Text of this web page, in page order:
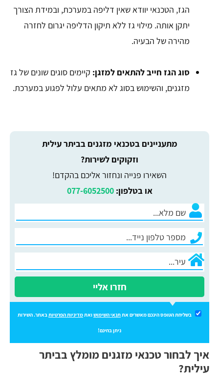
הגז, הטכנאי יוודא שאין דליפה במערכת, ובמידת הצורך
יתקן אותה. מילוי גז ללא תיקון הדליפה יגרום לחזרה
מהירה של הבעיה.
סוג הגז חייב להתאים למזגן: קיימים סוגים שונים של גז
מזגנים, והשימוש בסוג לא מתאים עלול לפגוע במערכת.
מתעניינים בטכנאי מזגנים בביתר עילית
וזקוקים לשירות?
השאירו פנייה ונחזור אליכם בהקדם!
או בטלפון:077-6052500
חזרו אליי
בשליחת הטופס הינכם מאשרים את תנאי השימושואת מדיניות הפרטיות באתר. השירות
ניתן בחינם!
איך לבחור טכנאי מזגנים מומלץ בביתר
עילית?